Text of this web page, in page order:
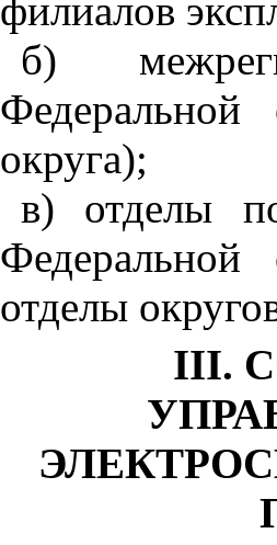
филиалов
б)
округа);
в) отделы
отделы
III.